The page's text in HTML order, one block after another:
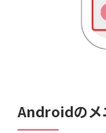
Androidのメ